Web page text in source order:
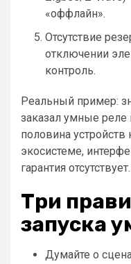
«оффлайн».
Отсутствие
отключении
контроль.
Реальный пример:
заказал умные реле
половина устройств
экосистеме,
гарантия
Три
запуска
Думайте о